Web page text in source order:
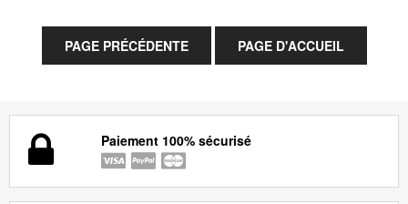
Paiement 100% sécurisé